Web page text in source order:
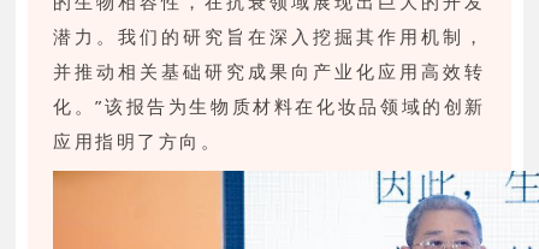
潜力。我们的研究旨在深入挖掘其作用机制，
并推动相关基础研究成果向产业化应用高效转
化。”该报告为生物质材料在化妆品领域的创新
应用指明了方向。